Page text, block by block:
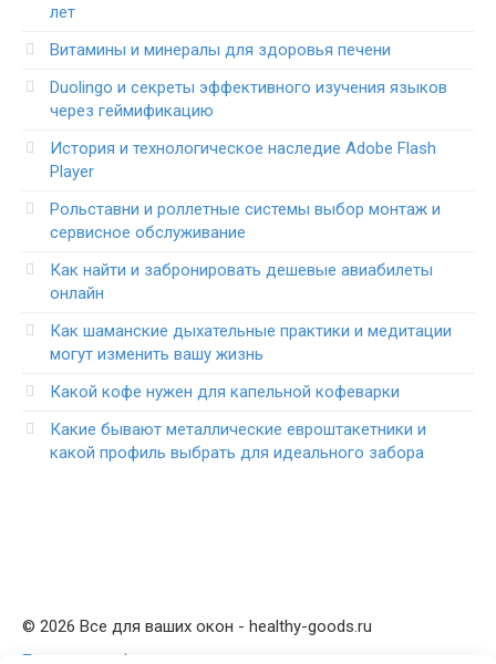
лет
Витамины и минералы для здоровья печени
Duolingo и секреты эффективного изучения языков
через геймификацию
История и технологическое наследие Adobe Flash
Player
Рольставни и роллетные системы выбор монтаж и
сервисное обслуживание
Как найти и забронировать дешевые авиабилеты
онлайн
Как шаманские дыхательные практики и медитации
могут изменить вашу жизнь
Какой кофе нужен для капельной кофеварки
Какие бывают металлические евроштакетники и
какой профиль выбрать для идеального забора
© 2026 Все для ваших окон - healthy-goods.ru
Политика конфиденциальности